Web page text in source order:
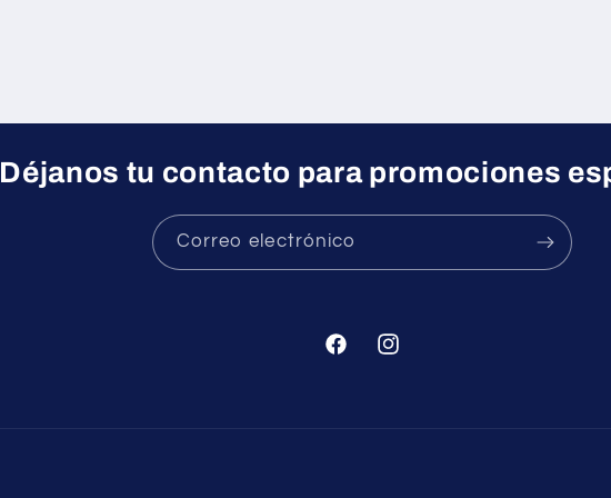
Déjanos tu contacto para promociones
Correo electrónico
FacebookInstagram